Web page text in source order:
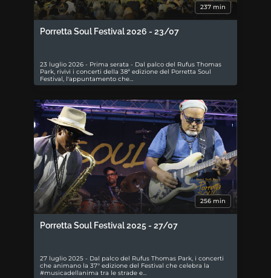
237 min
Porretta Soul Festival 2026 - 23/07
23 luglio 2026 - Prima serata - Dal palco del Rufus Thomas
Park, rivivi i concerti della 38ª edizione del Porretta Soul
Festival, l'appuntamento che…
256 min
Porretta Soul Festival 2025 - 27/07
27 luglio 2025 - Dal palco del Rufus Thomas Park, i concerti
che animano la 37° edizione del Festival che celebra la
#musicadellanima tra le strade e…